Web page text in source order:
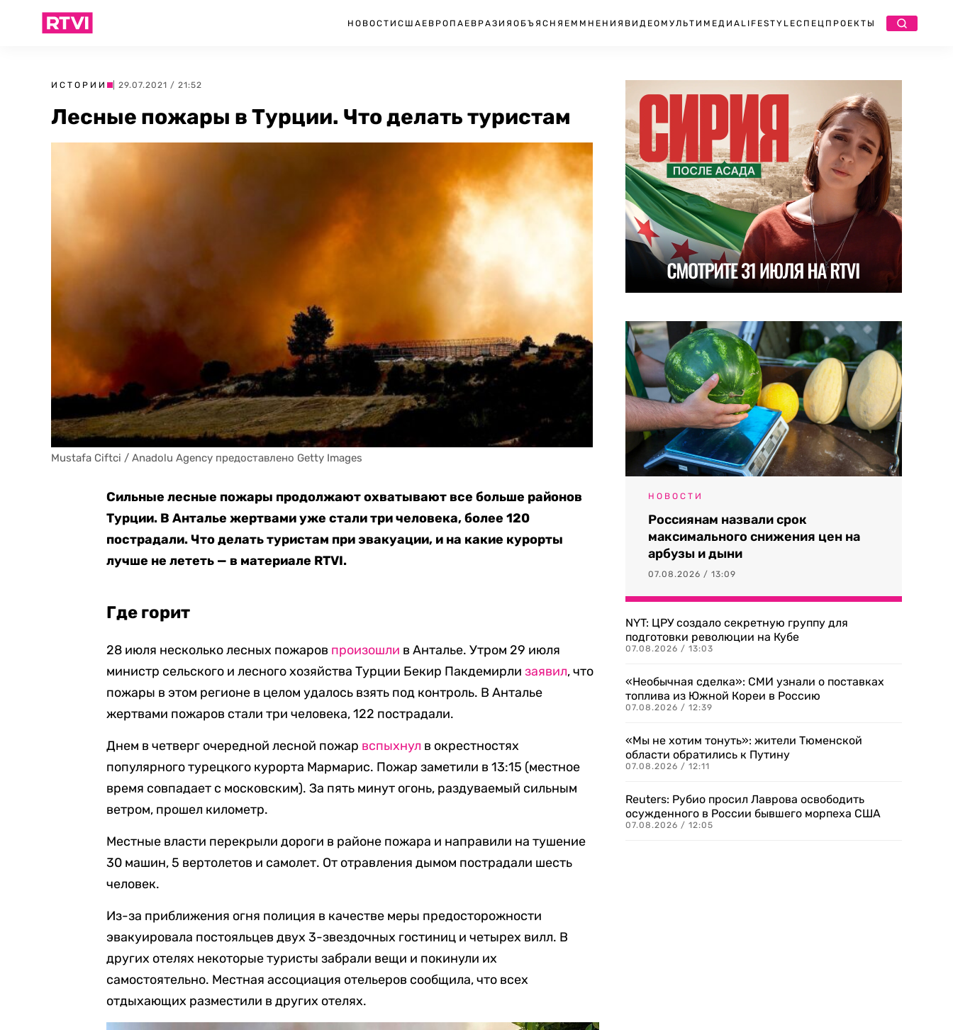
НОВОСТИ США ЕВРОПА ЕВРАЗИЯ ОБЪЯСНЯЕМ МНЕНИЯ ВИДЕО МУЛЬТИМЕДИА LIFESTYLEСПЕЦПРОЕКТЫ
ИСТОРИИ | 29.07.2021 / 21:52
Лесные пожары в Турции. Что делать туристам
Mustafa Ciftci / Anadolu Agency предоставлено Getty Images
Сильные лесные пожары продолжают охватывают все больше районов
Турции. В Анталье жертвами уже стали три человека, более 120
пострадали. Что делать туристам при эвакуации, и на какие курорты
лучше не лететь — в материале RTVI.
Где горит
28 июля несколько лесных пожаров произошли в Анталье. Утром 29 июля
министр сельского и лесного хозяйства Турции Бекир Пакдемирли заявил, что
пожары в этом регионе в целом удалось взять под контроль. В Анталье
жертвами пожаров стали три человека, 122 пострадали.
Днем в четверг очередной лесной пожар вспыхнул в окрестностях
популярного турецкого курорта Мармарис. Пожар заметили в 13:15 (местное
время совпадает с московским). За пять минут огонь, раздуваемый сильным
ветром, прошел километр.
Местные власти перекрыли дороги в районе пожара и направили на тушение
30 машин, 5 вертолетов и самолет. От отравления дымом пострадали шесть
человек.
Из-за приближения огня полиция в качестве меры предосторожности
эвакуировала постояльцев двух 3-звездочных гостиниц и четырех вилл. В
других отелях некоторые туристы забрали вещи и покинули их
самостоятельно. Местная ассоциация отельеров сообщила, что всех
отдыхающих разместили в других отелях.
НОВОСТИ
Россиянам назвали срок
максимального снижения цен на
арбузы и дыни
07.08.2026 / 13:09
NYT: ЦРУ создало секретную группу для
подготовки революции на Кубе
07.08.2026 / 13:03
«Необычная сделка»: СМИ узнали о поставках
топлива из Южной Кореи в Россию
07.08.2026 / 12:39
«Мы не хотим тонуть»: жители Тюменской
области обратились к Путину
07.08.2026 / 12:11
Reuters: Рубио просил Лаврова освободить
осужденного в России бывшего морпеха США
07.08.2026 / 12:05